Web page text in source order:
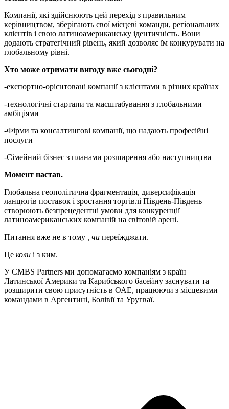
Компанії, які здійснюють цей перехід з правильним
керівництвом, зберігають свої місцеві команди, регіональних
клієнтів і свою латиноамериканську ідентичність. Вони
додають стратегічний рівень, який дозволяє їм конкурувати на
глобальному рівні.
Хто може отримати вигоду вже сьогодні?
-експортно-орієнтовані компанії з клієнтами в різних країнах
-технологічні стартапи та масштабування з глобальними
амбіціями
-Фірми та консалтингові компанії, що надають професійні
послуги
-Сімейний бізнес з планами розширення або наступництва
Момент настав.
Глобальна геополітична фрагментація, диверсифікація
ланцюгів поставок і зростання торгівлі Південь-Південь
створюють безпрецедентні умови для конкуренції
латиноамериканських компаній на світовій арені.
Питання вже не в тому
, чи переїжджати.
Це коли і з ким.
У CMBS Partners ми допомагаємо компаніям з країн
Латинської Америки та Карибського басейну заснувати та
розширити свою присутність в ОАЕ, працюючи з місцевими
командами в Аргентині, Болівії та Уругваї.